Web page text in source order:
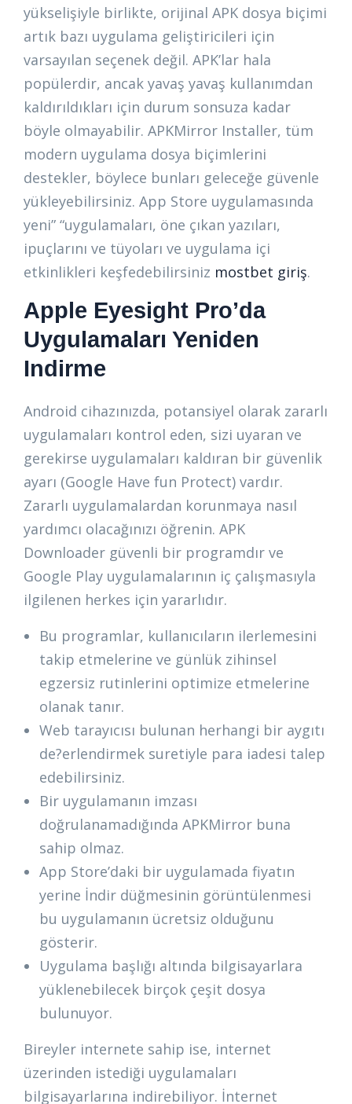
yükselişiyle birlikte, orijinal APK dosya biçimi
artık bazı uygulama geliştiricileri için
varsayılan seçenek değil. APK’lar hala
popülerdir, ancak yavaş yavaş kullanımdan
kaldırıldıkları için durum sonsuza kadar
böyle olmayabilir. APKMirror Installer, tüm
modern uygulama dosya biçimlerini
destekler, böylece bunları geleceğe güvenle
yükleyebilirsiniz. App Store uygulamasında
yeni” “uygulamaları, öne çıkan yazıları,
ipuçlarını ve tüyoları ve uygulama içi
etkinlikleri keşfedebilirsiniz mostbet giriş.
Apple Eyesight Pro’da
Uygulamaları Yeniden
Indirme
Android cihazınızda, potansiyel olarak zararlı
uygulamaları kontrol eden, sizi uyaran ve
gerekirse uygulamaları kaldıran bir güvenlik
ayarı (Google Have fun Protect) vardır.
Zararlı uygulamalardan korunmaya nasıl
yardımcı olacağınızı öğrenin. APK
Downloader güvenli bir programdır ve
Google Play uygulamalarının iç çalışmasıyla
ilgilenen herkes için yararlıdır.
Bu programlar, kullanıcıların ilerlemesini
takip etmelerine ve günlük zihinsel
egzersiz rutinlerini optimize etmelerine
olanak tanır.
Web tarayıcısı bulunan herhangi bir aygıtı
de?erlendirmek suretiyle para iadesi talep
edebilirsiniz.
Bir uygulamanın imzası
doğrulanamadığında APKMirror buna
sahip olmaz.
App Store’daki bir uygulamada fiyatın
yerine İndir düğmesinin görüntülenmesi
bu uygulamanın ücretsiz olduğunu
gösterir.
Uygulama başlığı altında bilgisayarlara
yüklenebilecek birçok çeşit dosya
bulunuyor.
Bireyler internete sahip ise, internet
üzerinden istediği uygulamaları
bilgisayarlarına indirebiliyor. İnternet